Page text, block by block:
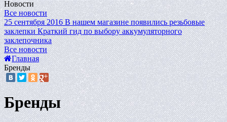
Новости
Все новости
25 сентября 2016 В нашем магазине появились резьбовые
заклепки Краткий гид по выбору аккумуляторного
заклепочника
Все новости
Главная
Бренды
Бренды